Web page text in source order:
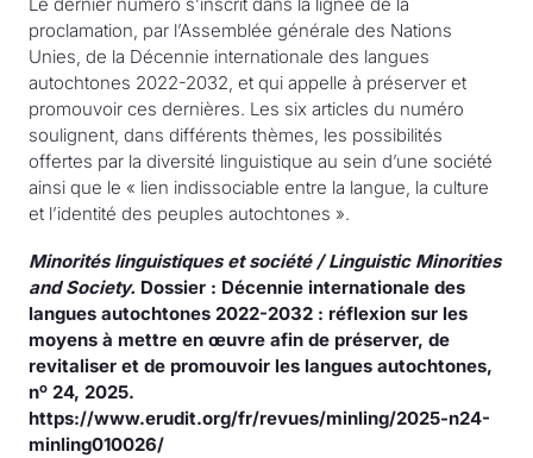
Le dernier numéro s’inscrit dans la lignée de la
proclamation, par l’Assemblée générale des Nations
Unies, de la Décennie internationale des langues
autochtones 2022-2032, et qui appelle à préserver et
promouvoir ces dernières. Les six articles du numéro
soulignent, dans différents thèmes, les possibilités
offertes par la diversité linguistique au sein d’une société
ainsi que le « lien indissociable entre la langue, la culture
et l’identité des peuples autochtones ».
Minorités linguistiques et société / Linguistic Minorities
and Society. Dossier : Décennie internationale des
langues autochtones 2022-2032 : réflexion sur les
moyens à mettre en œuvre afin de préserver, de
revitaliser et de promouvoir les langues autochtones,
no 24, 2025.
https://www.erudit.org/fr/revues/minling/2025-n24-
minling010026/